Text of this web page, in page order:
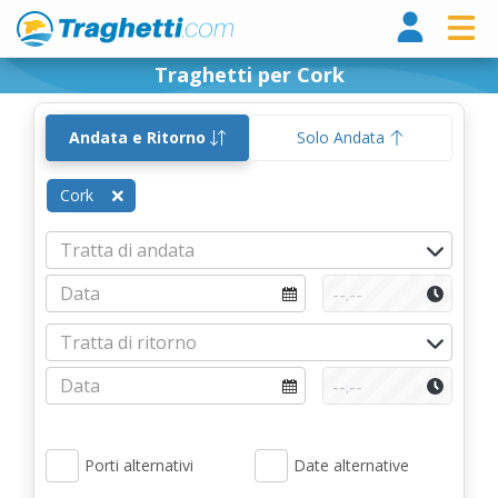
Traghetti per Cork
Andata e Ritorno Solo Andata
Cork
Porti alternativi Date alternative